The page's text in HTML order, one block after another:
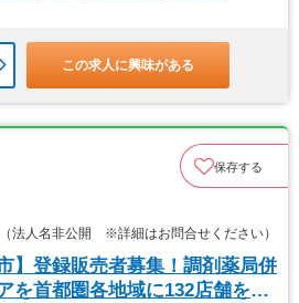
この求人に興味がある
保存する
法人名非公開 ※詳細はお問合せください）
】登録販売者募集！調剤薬局併
を首都圏各地域に132店舗を展